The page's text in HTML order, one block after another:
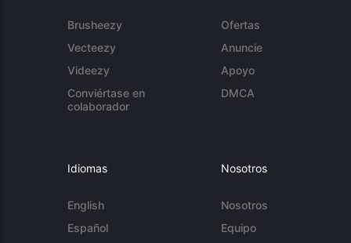
Brusheezy
Vecteezy
Videezy
Conviértase en
colaborador
Ofertas
Anuncie
Apoyo
DMCA
Idiomas
English
Español
Nosotros
Nosotros
Equipo